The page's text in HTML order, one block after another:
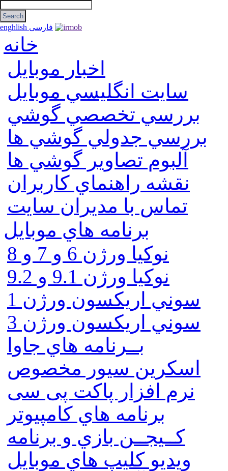
enghlish فارسی
خانه
اخبار موبایل
سايت انگليسي موبايل
بررسي تخصصي گوشي
بررسي جدولي گوشي ها
آلبوم تصاوير گوشي ها
نقشه راهنماي كاربران
تماس با مديران سايت
برنامه هاي موبايل
نوکیا ورژن 6 و 7 و 8
نوکیا ورژن 9.1 و 9.2
سوني اريكسون ورژن 1
سوني اريكسون ورژن 3
بــرنامه هاي جاوا
اسكرين سيور مخصوص
نرم افزار پاکت پی سی
برنامه هاي كامپيوتر
كــيجــن بازي و برنامه
ويديو كليپ هاي موبايل